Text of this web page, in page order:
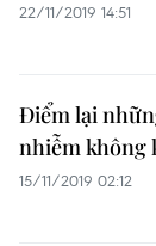
22/11/2019 14:51
Điểm lại
nhiễm không
15/11/2019 02:12